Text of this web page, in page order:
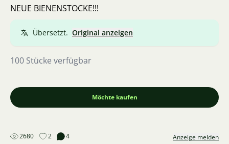
NEUE BIENENSTOCKE!!!
Übersetzt. Original anzeigen
100 Stücke verfügbar
Möchte kaufen
2680 2 4 Anzeige melden